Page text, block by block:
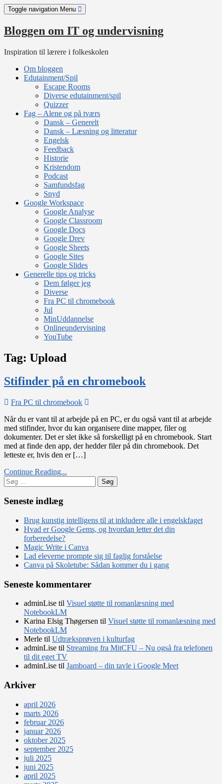
Skip
to
content
Toggle navigation Menu
Bloggen om IT og undervisning
Inspiration til lærere i folkeskolen
Om bloggen
Edutainment/Spil
Escape Rooms
Diverse edutainment/spil
Quizzer
Fag – Alene og på tværs
Dansk – Generelt
Dansk – Læsning og litteratur
Engelsk
Feedback
Historie
Kristendom
Podcast
Samfundsfag
Snyd
Google Workspace
Google Analyse
Google Classroom
Google Docs
Google Drev
Google Sheets
Google Sites
Google Slides
Generelle tips og tricks
Dem følger jeg
Diverse
Fra PC til chromebook
Jul
MinUddannelse
Onlineundervisning
YouTube
Tag: Upload
Stifinder på en chromebook
Fra PC til chromebook
på
en
chromebook
Når du er vant til at arbejde på en PC, er du også vant til at arbejde
med stifinder, hvor du kan organisere dine mapper, filer og
dokumenter. Det er slet ikke så forskelligt på en chromebook. Start
med at finde den app, der hedder filer på din chromebook. Det
letteste er, hvis den er […]
Continue Reading...
Søg
efter:
Seneste indlæg
Brug kunstig intelligens til at inkludere alle i engelskfaget
Hvad er Google Gems, og hvordan letter det din
forberedelse?
Magic Write i Canva
Lad eleverne prompte sig til faglig forståelse
Canva på Skoletube: Sådan kommer du i gang
Seneste kommentarer
adminLise til Visuel støtte til romanlæsning med
NotebookLM
Karina Elsig Thøgersen til Visuel støtte til romanlæsning med
NotebookLM
Merle til Udtræksprøven i kulturfag
adminLise til Streaming fra MitCFU – Nu også fra telefonen
til dit eget TV
adminLise til Jamboard – din tavle i Google Meet
Arkiver
april 2026
marts 2026
februar 2026
januar 2026
oktober 2025
september 2025
juli 2025
juni 2025
april 2025